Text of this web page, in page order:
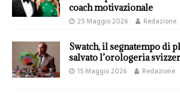
coach motivazionale
25 Maggio 2026 Redazione
Swatch, il segnatempo di
salvato l’orologeria
15 Maggio 2026 Redazione